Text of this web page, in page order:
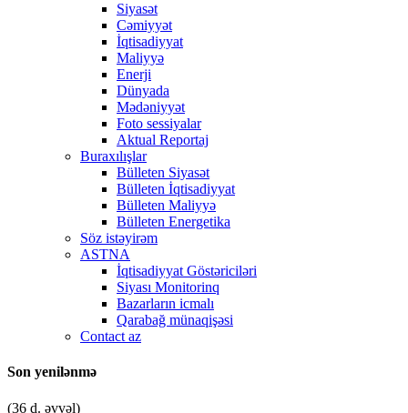
Siyasət
Cəmiyyət
İqtisadiyyat
Maliyyə
Enerji
Dünyada
Mədəniyyət
Foto sessiyalar
Aktual Reportaj
Buraxılışlar
Bülleten Siyasət
Bülleten İqtisadiyyat
Bülleten Maliyyə
Bülleten Energetika
Söz istəyirəm
ASTNA
İqtisadiyyat Göstəriciləri
Siyası Monitorinq
Bazarların icmalı
Qarabağ münaqişəsi
Contact az
Son yenilənmə
(36 d. əvvəl)